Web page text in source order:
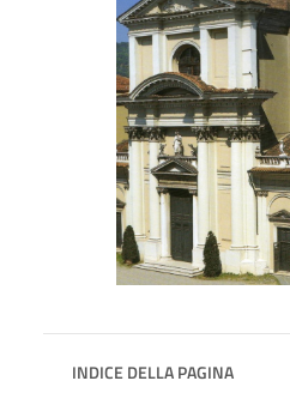
INDICE DELLA PAGINA